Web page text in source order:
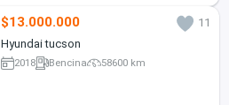
$13.000.000
11
Hyundai tucson
2018 Bencina 58600 km